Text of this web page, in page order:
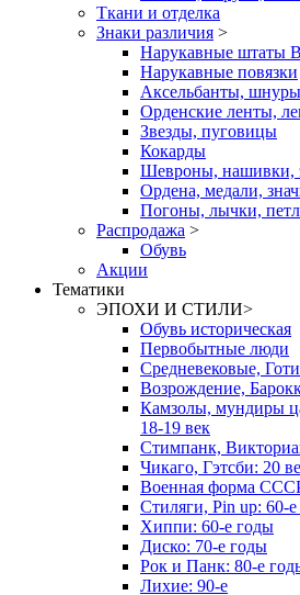
Ткани и отделка
Знаки различия >
Нарукавные
Нарукавные повязки
Аксельбанты,
Орденские ленты,
Звезды, пуговицы
Кокарды
Шевроны, нашивки,
Ордена, медали,
Погоны, лычки,
Распродажа >
Обувь
Акции
Тематики
ЭПОХИ И СТИЛИ>
Обувь историческая
Первобытные люди
Средневековые,
Возрождение,
Камзолы, мундиры
18-19 век
Стимпанк,
Чикаго, Гэтсби: 20
Военная форма
Стиляги, Pin up: 60-
Хиппи: 60-е годы
Диско: 70-е годы
Рок и Панк: 80-е
Лихие: 90-е